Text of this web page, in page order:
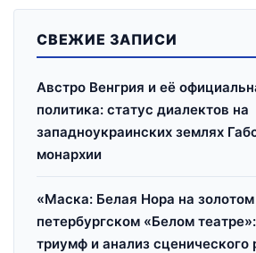
СВЕЖИЕ ЗАПИСИ
Австро Венгрия и её
политика: статус диалектов на
западноукраинских землях
монархии
«Маска: Белая Нора на
петербургском «Белом
триумф и анализ сценического